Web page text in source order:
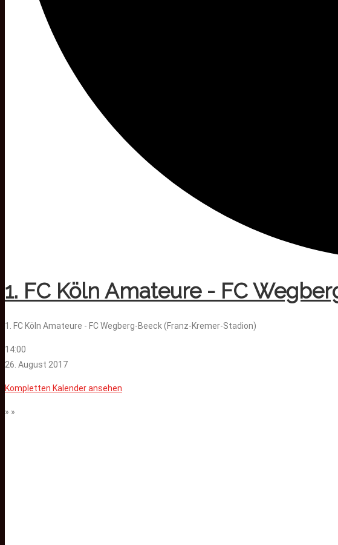
1. FC Köln Amateure - FC
1. FC Köln Amateure - FC Wegberg-Beeck (Franz-Kremer-Stadion)
14:00
26. August 2017
Kompletten Kalender ansehen
» »